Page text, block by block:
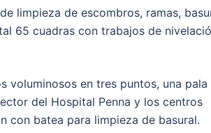
limpieza de escombros, ramas,
65 cuadras con trabajos de
voluminosos en tres puntos, una pala
del Hospital Penna y los centros
con batea para limpieza de basural.